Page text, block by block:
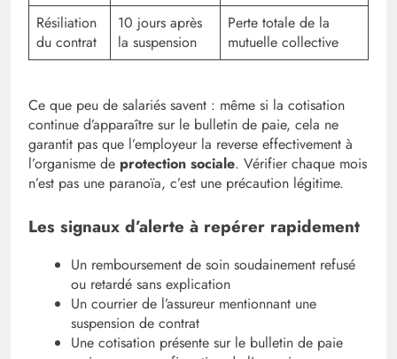
Résiliation
du contrat
10 jours après
la suspension
Perte totale de la
mutuelle collective
Ce que peu de salariés savent : même si la cotisation
continue d’apparaître sur le bulletin de paie, cela ne
garantit pas que l’employeur la reverse effectivement à
l’organisme de protection sociale. Vérifier chaque mois
n’est pas une paranoïa, c’est une précaution légitime.
Les signaux d’alerte à repérer rapidement
Un remboursement de soin soudainement refusé
ou retardé sans explication
Un courrier de l’assureur mentionnant une
suspension de contrat
Une cotisation présente sur le bulletin de paie